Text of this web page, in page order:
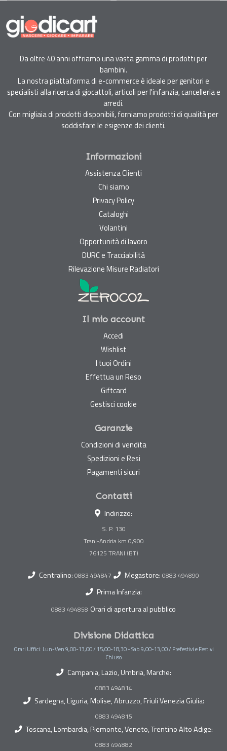
Da oltre 40 anni offriamo una vasta gamma di prodotti per
bambini.
La nostra piattaforma di e-commerce è ideale per genitori e
specialisti alla ricerca di giocattoli, articoli per l'infanzia, cancelleria e
arredi.
Con migliaia di prodotti disponibili, forniamo prodotti di qualità per
soddisfare le esigenze dei clienti.
Informazioni
Assistenza Clienti
Chi siamo
Privacy Policy
Cataloghi
Volantini
Opportunità di lavoro
DURC e Tracciabilità
Rilevazione Misure Radiatori
Il mio account
Accedi
Wishlist
I tuoi Ordini
Effettua un Reso
Giftcard
Gestisci cookie
Garanzie
Condizioni di vendita
Spedizioni e Resi
Pagamenti sicuri
Contatti
Indirizzo:
S. P. 130
Trani-Andria km 0,900
Centralino: 0883 494847 Megastore: 0883 494890
Prima Infanzia:
0883 494858 Orari di apertura al pubblico
Divisione Didattica
Orari Uffici: Lun-Ven 9,00-13,00 / 15,00-18,30 - Sab 9,00-13,00 / Prefestivi e Festivi
Chiuso
Campania, Lazio, Umbria, Marche:
0883 494814
Sardegna, Liguria, Molise, Abruzzo, Friuli Venezia Giulia:
0883 494815
Toscana, Lombardia, Piemonte, Veneto, Trentino Alto Adige:
0883 494882